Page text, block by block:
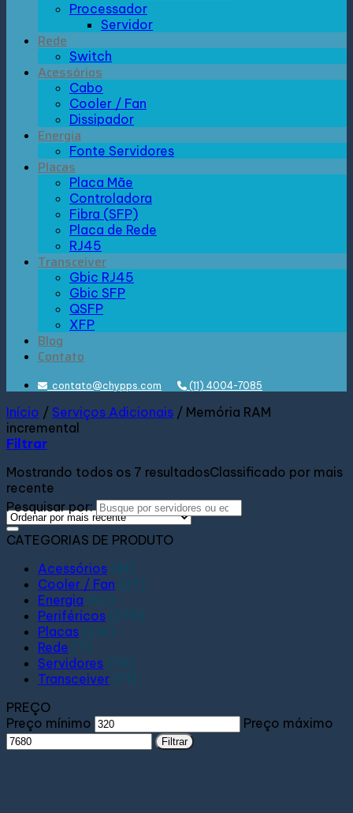
Processador
Servidor
Rede
Switch
Acessórios
Cabo
Cooler / Fan
Dissipador
Energia
Fonte Servidores
Placas
Placa Mãe
Controladora
Fibra (SFP)
Placa de Rede
RJ45
Transceiver
Gbic RJ45
Gbic SFP
QSFP
XFP
Blog
Contato
contato@chypps.com (11) 4004-7085
Início / Serviços Adicionais / Memória RAM
incremental
Filtrar
Mostrando todos os 7 resultadosClassificado por mais
recente
Pesquisar por:
CATEGORIAS DE PRODUTO
Acessórios (81)
Cooler / Fan (27)
Energia (62)
Periféricos (279)
Placas (213)
Rede (7)
Servidores (79)
Transceiver (71)
PREÇO
Preço mínimo
Preço máximo
Filtrar